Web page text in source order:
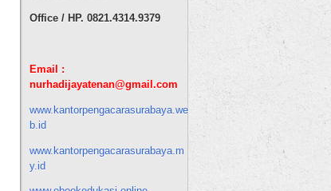
Office / HP. 0821.4314.9379
Email :
nurhadijayatenan@gmail.com
www.kantorpengacarasurabaya.we
b.id
www.kantorpengacarasurabaya.m
y.id